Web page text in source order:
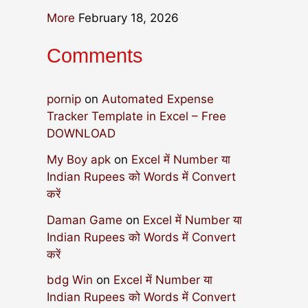
More February 18, 2026
Comments
pornip on Automated Expense
Tracker Template in Excel – Free
DOWNLOAD
My Boy apk on Excel में Number या
Indian Rupees को Words में Convert
करें
Daman Game on Excel में Number या
Indian Rupees को Words में Convert
करें
bdg Win on Excel में Number या
Indian Rupees को Words में Convert